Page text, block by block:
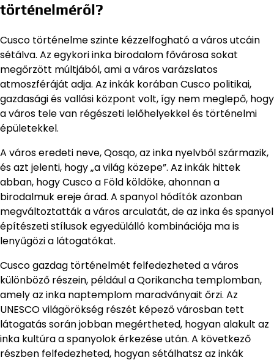
történelméről?
Cusco történelme szinte kézzelfogható a város utcáin
sétálva. Az egykori inka birodalom fővárosa sokat
megőrzött múltjából, ami a város varázslatos
atmoszféráját adja. Az inkák korában Cusco politikai,
gazdasági és vallási központ volt, így nem meglepő, hogy
a város tele van régészeti lelőhelyekkel és történelmi
épületekkel.
A város eredeti neve, Qosqo, az inka nyelvből származik,
és azt jelenti, hogy „a világ közepe”. Az inkák hittek
abban, hogy Cusco a Föld köldöke, ahonnan a
birodalmuk ereje árad. A spanyol hódítók azonban
megváltoztatták a város arculatát, de az inka és spanyol
építészeti stílusok egyedülálló kombinációja ma is
lenyűgözi a látogatókat.
Cusco gazdag történelmét felfedezheted a város
különböző részein, például a Qorikancha templomban,
amely az inka naptemplom maradványait őrzi. Az
UNESCO világörökség részét képező városban tett
látogatás során jobban megértheted, hogyan alakult az
inka kultúra a spanyolok érkezése után. A következő
részben felfedezheted, hogyan sétálhatsz az inkák